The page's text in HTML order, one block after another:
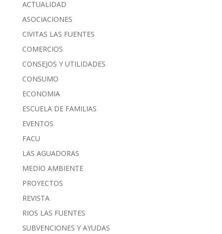
ACTUALIDAD
ASOCIACIONES
CIVITAS LAS FUENTES
COMERCIOS
CONSEJOS Y UTILIDADES
CONSUMO
ECONOMIA
ESCUELA DE FAMILIAS
EVENTOS
FACU
LAS AGUADORAS
MEDIO AMBIENTE
PROYECTOS
REVISTA
RIOS LAS FUENTES
SUBVENCIONES Y AYUDAS